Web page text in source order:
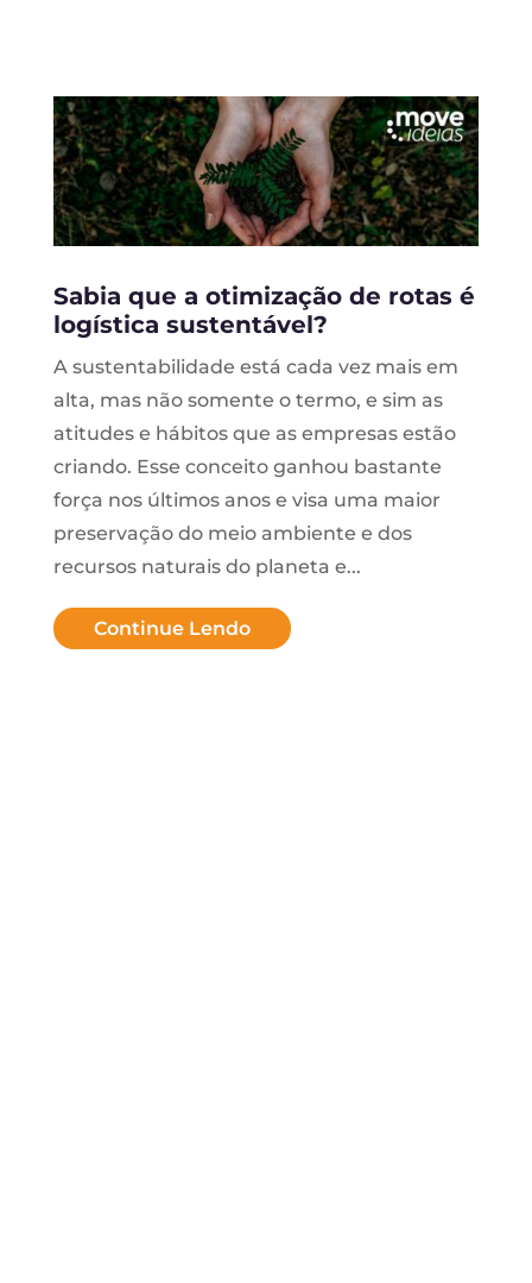
Sabia que a otimização de rotas é
logística sustentável?
A sustentabilidade está cada vez mais em
alta, mas não somente o termo, e sim as
atitudes e hábitos que as empresas estão
criando. Esse conceito ganhou bastante
força nos últimos anos e visa uma maior
preservação do meio ambiente e dos
recursos naturais do planeta e...
Continue Lendo